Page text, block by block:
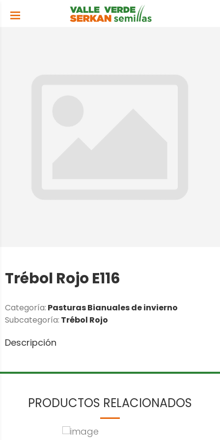
Trébol Rojo E116
Categoría: Pasturas Bianuales de invierno
Subcategoría: Trébol Rojo
Descripción
PRODUCTOS RELACIONADOS